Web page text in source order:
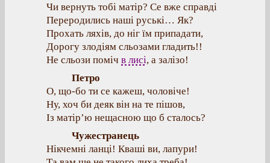
Чи вернуть тобі матір? Се вже справді
Переродились наші руські… Як?
Прохать ляхів, до ніг їм припадати,
Дорогу злодіям сльозами гладить!!
Не сльози поміч в лисі, а залізо!
Петро
О, що-бо ти се кажеш, чоловіче!
Ну, хоч би деяк він на те пішов,
Із матір’ю нещасною що б сталось?
Чужестранець
Нікчемні ланці! Кваші ви, лапури!